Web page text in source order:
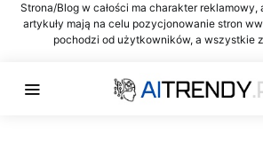
Strona/Blog w całości ma charakter reklamowy,
artykuły mają na celu pozycjonowanie stron
pochodzi od użytkowników, a wszystkie